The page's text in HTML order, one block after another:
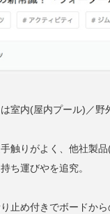
室内(屋内プール)／野
触りがよく、他社製
ち運びやを追究。
止め付きでボードか